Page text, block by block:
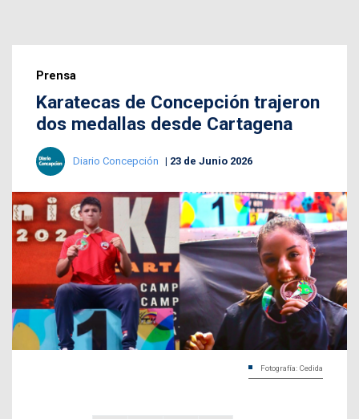
Prensa
Karatecas de Concepción trajeron
dos medallas desde Cartagena
Diario Concepción 23 de Junio 2026
Fotografía: Cedida